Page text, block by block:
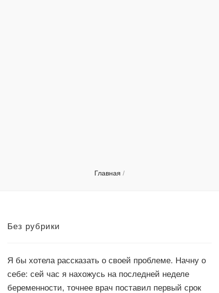
Главная /
Без рубрики
Я бы хотела рассказать о своей проблеме. Начну о
себе: сей час я нахожусь на последней неделе
беременности, точнее врач поставил первый срок